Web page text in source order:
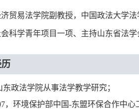
贸易法学院副教授，中国政法大学
科学青年项目一项、主持山东省法
东政法学院从事法学教学研究；
，环境保护部中国-东盟环保合作中心